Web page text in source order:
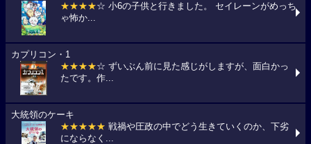
★★★★☆ 小6の子供と行きました。 セイレーンがめっち
ゃ怖か...
カプリコン・1
★★★★☆ ずいぶん前に見た感じがしますが、面白かっ
たです。作...
大統領のケーキ
★★★★★ 戦禍や圧政の中でどう生きていくのか、下劣
にならなく...